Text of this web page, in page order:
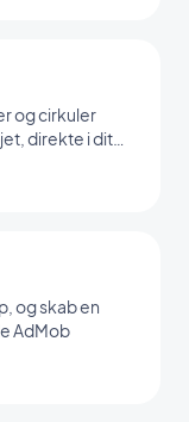
og cirkuler
direkte i dit
og skab en
AdMob